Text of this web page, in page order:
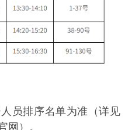
员排序名单为准（详见
网）。